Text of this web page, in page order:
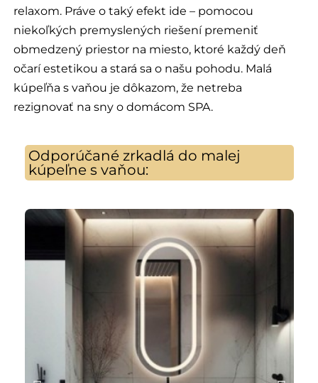
relaxom. Práve o taký efekt ide – pomocou
niekoľkých premyslených riešení premeniť
obmedzený priestor na miesto, ktoré každý deň
očarí estetikou a stará sa o našu pohodu. Malá
kúpeľňa s vaňou je dôkazom, že netreba
rezignovať na sny o domácom SPA.
Odporúčané zrkadlá do malej
kúpeľne s vaňou: